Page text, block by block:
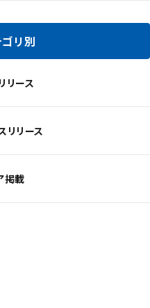
リ別
リース
リリース
掲載